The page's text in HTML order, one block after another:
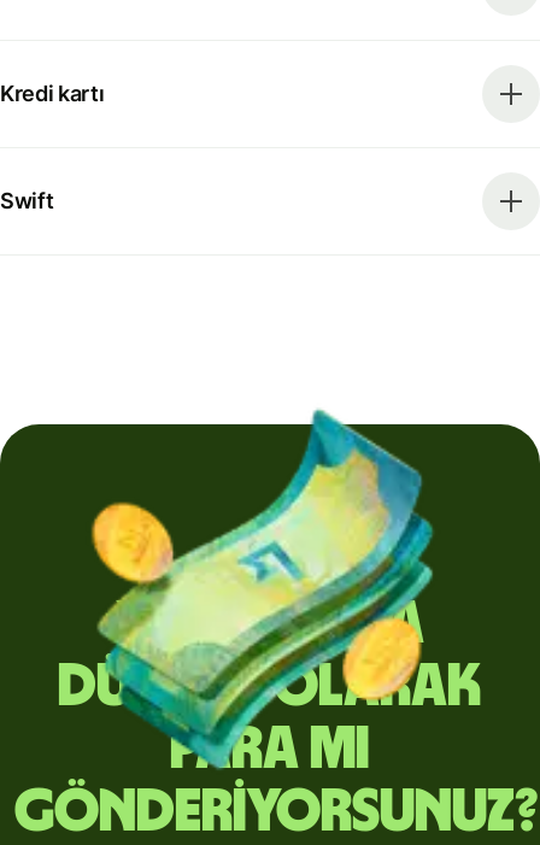
Kredi kartı
Swift
Yurt dışına
düzenli olarak
para mı
gönderiyorsunuz?